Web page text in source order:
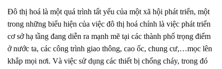
Đô thị hoá là một quá trình tất yếu của một xã hội phát triển, một
trong những biểu hiện của việc đô thị hoá chính là việc phát triển
cơ sở hạ tầng đang diễn ra mạnh mẽ tại các thành phố trọng điểm
ở nước ta, các công trình giao thông, cao ốc, chung cư,…mọc lên
khắp mọi nơi. Và việc sử dụng các thiết bị chống cháy, trong đó